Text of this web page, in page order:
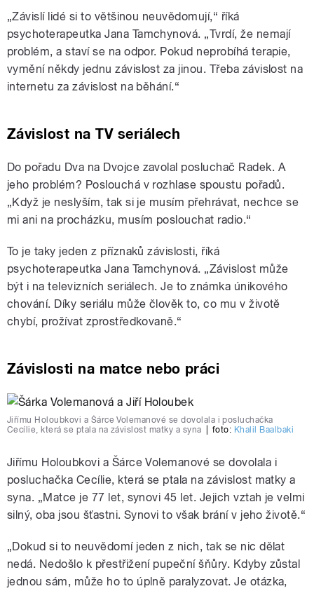
„Závislí lidé si to většinou neuvědomují,“ říká
psychoterapeutka Jana Tamchynová. „Tvrdí, že nemají
problém, a staví se na odpor. Pokud neprobíhá terapie,
vymění někdy jednu závislost za jinou. Třeba závislost na
internetu za závislost na běhání.“
Závislost na TV seriálech
Do pořadu Dva na Dvojce zavolal posluchač Radek. A
jeho problém? Poslouchá v rozhlase spoustu pořadů.
„Když je neslyším, tak si je musím přehrávat, nechce se
mi ani na procházku, musím poslouchat radio.“
To je taky jeden z příznaků závislosti, říká
psychoterapeutka Jana Tamchynová. „Závislost může
být i na televizních seriálech. Je to známka únikového
chování. Díky seriálu může člověk to, co mu v životě
chybí, prožívat zprostředkovaně.“
Závislosti na matce nebo práci
Jiřímu Holoubkovi a Šárce Volemanové se dovolala i posluchačka
Cecílie, která se ptala na závislost matky a syna
foto: Khalil Baalbaki
Jiřímu Holoubkovi a Šárce Volemanové se dovolala i
posluchačka Cecílie, která se ptala na závislost matky a
syna. „Matce je 77 let, synovi 45 let. Jejich vztah je velmi
silný, oba jsou šťastni. Synovi to však brání v jeho životě.“
„Dokud si to neuvědomí jeden z nich, tak se nic dělat
nedá. Nedošlo k přestřižení pupeční šňůry. Kdyby zůstal
jednou sám, může ho to úplně paralyzovat. Je otázka,